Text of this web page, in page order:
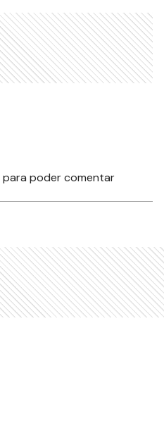
para poder comentar